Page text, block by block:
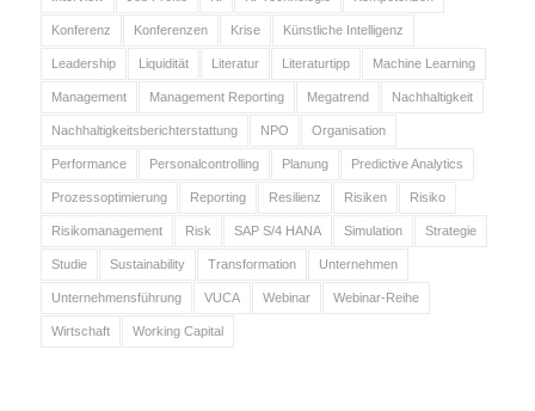
Konferenz Konferenzen Krise Künstliche Intelligenz
Leadership Liquidität Literatur Literaturtipp Machine Learning
Management Management Reporting Megatrend Nachhaltigkeit
Nachhaltigkeitsberichterstattung NPO Organisation
Performance Personalcontrolling Planung Predictive Analytics
Prozessoptimierung Reporting Resilienz Risiken Risiko
Risikomanagement Risk SAP S/4 HANA Simulation Strategie
Studie Sustainability Transformation Unternehmen
Unternehmensführung VUCA Webinar Webinar-Reihe
Wirtschaft Working Capital